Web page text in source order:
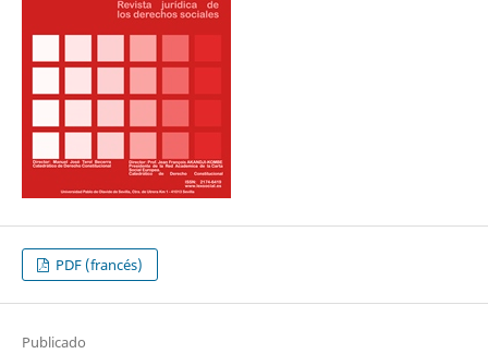
PDF (francés)
Publicado